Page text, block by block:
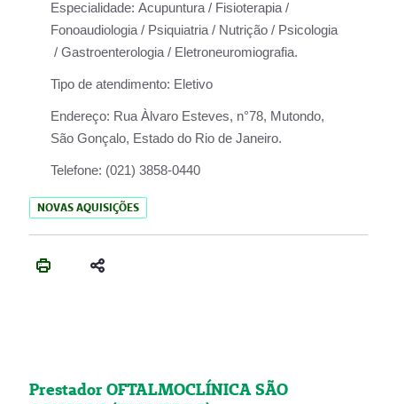
Especialidade: Acupuntura / Fisioterapia /
Fonoaudiologia / Psiquiatria / Nutrição / Psicologia
/ Gastroenterologia / Eletroneuromiografia.
Tipo de atendimento: Eletivo
Endereço: Rua Àlvaro Esteves, n°78, Mutondo,
São Gonçalo, Estado do Rio de Janeiro.
Telefone: (021) 3858-0440
NOVAS AQUISIÇÕES
Prestador OFTALMOCLÍNICA SÃO